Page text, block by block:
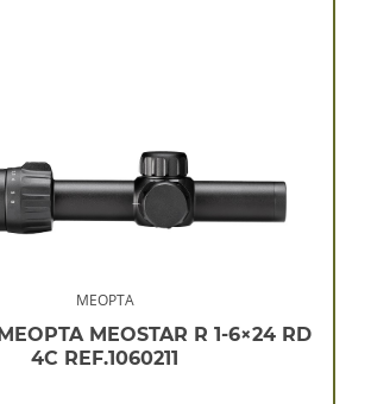
MEOPTA
MEOSTAR R 1-6×24 RD
4C REF.1060211